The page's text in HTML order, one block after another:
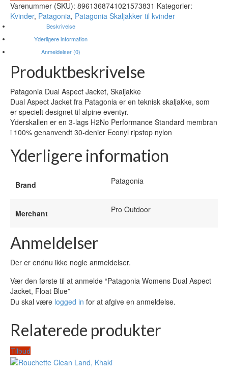
3.499,95 kr..2.449,95 kr..
Varenummer (SKU): 8961368741021573831 Kategorier:
Kvinder, Patagonia, Patagonia Skaljakker til kvinder
Beskrivelse
Yderligere information
Anmeldelser (0)
Produktbeskrivelse
Patagonia Dual Aspect Jacket, Skaljakke
Dual Aspect Jacket fra Patagonia er en teknisk skaljakke, som
er specielt designet til alpine eventyr.
Yderskallen er en 3-lags H2No Performance Standard membran
i 100% genanvendt 30-denier Econyl ripstop nylon
Yderligere information
Brand Patagonia
Merchant Pro Outdoor
Anmeldelser
Der er endnu ikke nogle anmeldelser.
Vær den første til at anmelde “Patagonia Womens Dual Aspect
Jacket, Float Blue”
Du skal være logged in for at afgive en anmeldelse.
Relaterede produkter
Tilbud